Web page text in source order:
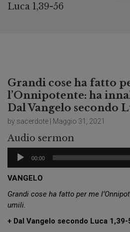
Luca 1,39-56
Grandi cose ha fatto
l’Onnipotente: ha
Dal Vangelo secondo
by sacerdote | Maggio 31, 2021
Audio sermon
Audio
Player
00:00
VANGELO
Grandi cose ha fatto per me
umili.
+ Dal Vangelo secondo Luca 1,39-